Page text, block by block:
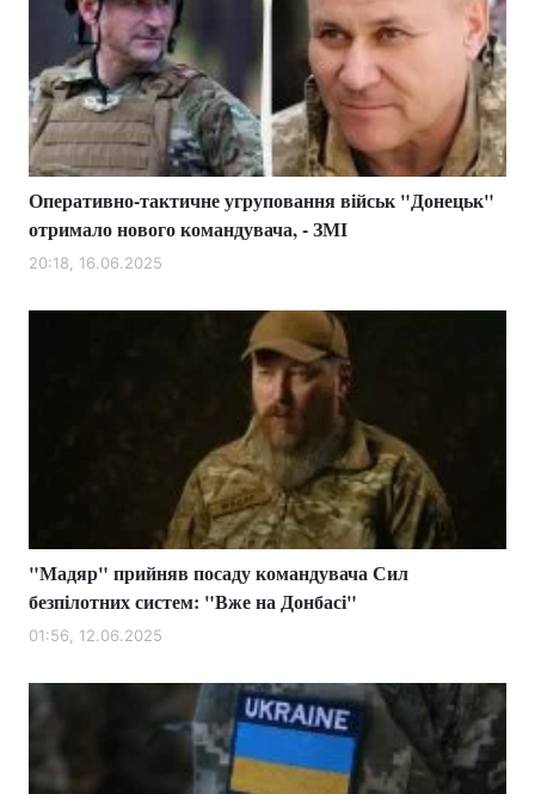
Оперативно-тактичне угруповання військ "Донецьк"
отримало нового командувача, - ЗМІ
20:18, 16.06.2025
"Мадяр" прийняв посаду командувача Сил
безпілотних систем: "Вже на Донбасі"
01:56, 12.06.2025